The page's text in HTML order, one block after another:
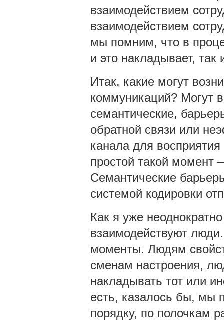
взаимодействием
взаимодействием
мы помним, что в
и это накладывает, так
Итак, какие могут
коммуникаций? Могут
семантические,
обратной связи или
канала для
простой такой момент
Семантические
системой кодировки
Как я уже
взаимодействуют
моменты. Людям
сменам настроения,
накладывать тот или
есть, казалось бы, мы
порядку, по полочкам